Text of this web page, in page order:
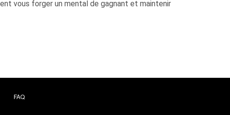
vous forger un mental de gagnant et maintenir
FAQ